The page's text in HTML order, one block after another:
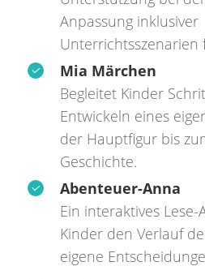
Anpassung inklusiver
Unterrichtsszenarien
Mia Märchen
Begleitet Kinder
Entwickeln eines
der Hauptfigur bis
Geschichte.
Abenteuer-Anna
Ein interaktives
Kinder den Verlauf
eigene